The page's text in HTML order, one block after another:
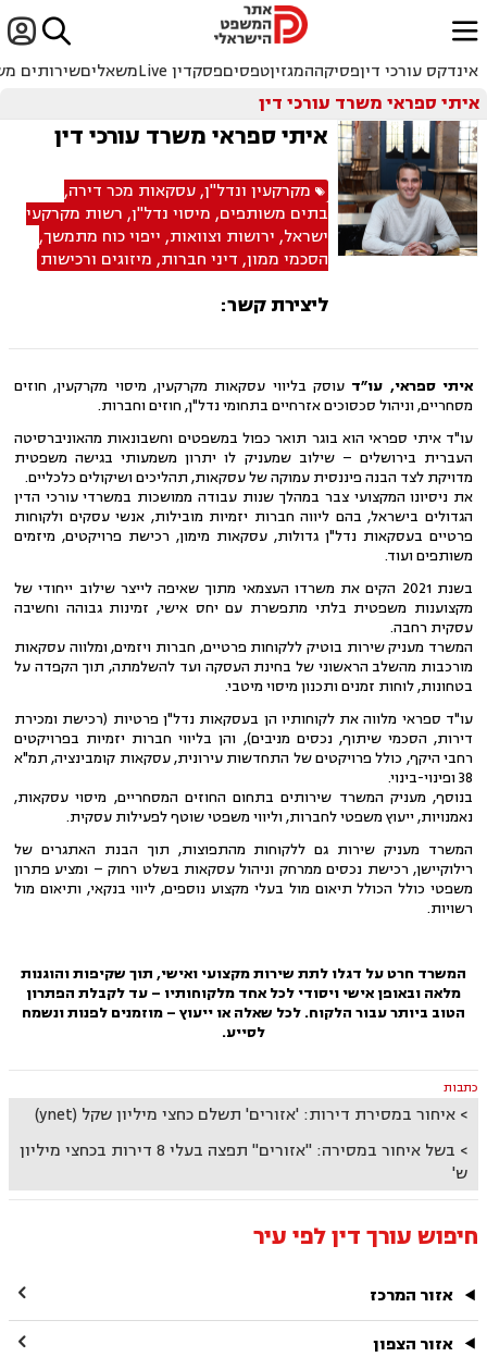

ﱐ
אינדקס עורכי דיןפסיקההמגזיןטפסיםפסקדין Live משאליםשירותים
איתי ספראי משרד עורכי דין
איתי ספראי משרד עורכי דין
מקרקעין ונדל"ן,עסקאות מכר דירה,
בתים משותפים, מיסוי נדל"ן, רשות מקרקעי
ישראל, ירושות וצוואות, ייפוי כוח מתמשך,
הסכמי ממון, דיני חברות, מיזוגים ורכישות
ליצירת קשר:
איתי ספראי, עו״ד עוסק בליווי עסקאות מקרקעין, מיסוי מקרקעין, חוזים
מסחריים, וניהול סכסוכים אזרחיים בתחומי נדל"ן, חוזים וחברות.
עו"ד איתי ספראי הוא בוגר תואר כפול במשפטים וחשבונאות מהאוניברסיטה
העברית בירושלים – שילוב שמעניק לו יתרון משמעותי בגישה משפטית
מדויקת לצד הבנה פיננסית עמוקה של עסקאות, תהליכים ושיקולים כלכליים.
את ניסיונו המקצועי צבר במהלך שנות עבודה ממושכות במשרדי עורכי הדין
הגדולים בישראל, בהם ליווה חברות יזמיות מובילות, אנשי עסקים ולקוחות
פרטיים בעסקאות נדל"ן גדולות, עסקאות מימון, רכישת פרויקטים, מיזמים
משותפים ועוד.
בשנת 2021 הקים את משרדו העצמאי מתוך שאיפה לייצר שילוב ייחודי של
מקצוענות משפטית בלתי מתפשרת עם יחס אישי, זמינות גבוהה וחשיבה
עסקית רחבה.
המשרד מעניק שירות בוטיק ללקוחות פרטיים, חברות ויזמים, ומלווה עסקאות
מורכבות מהשלב הראשוני של בחינת העסקה ועד להשלמתה, תוך הקפדה על
בטחונות, לוחות זמנים ותכנון מיסוי מיטבי.
עו"ד ספראי מלווה את לקוחותיו הן בעסקאות נדל"ן פרטיות (רכישת ומכירת
דירות, הסכמי שיתוף, נכסים מניבים), והן בליווי חברות יזמיות בפרויקטים
רחבי היקף, כולל פרויקטים של התחדשות עירונית, עסקאות קומבינציה, תמ"א
38 ופינוי-בינוי.
בנוסף, מעניק המשרד שירותים בתחום החוזים המסחריים, מיסוי עסקאות,
נאמנויות, ייעוץ משפטי לחברות, וליווי משפטי שוטף לפעילות עסקית.
המשרד מעניק שירות גם ללקוחות מהתפוצות, תוך הבנת האתגרים של
רילוקיישן, רכישת נכסים ממרחק וניהול עסקאות בשלט רחוק – ומציע פתרון
משפטי כולל הכולל תיאום מול בעלי מקצוע נוספים, ליווי בנקאי, ותיאום מול
רשויות.
המשרד חרט על דגלו לתת שירות מקצועי ואישי, תוך שקיפות והוגנות
מלאה ובאופן אישי ויסודי לכל אחד מלקוחותיו – עד לקבלת הפתרון
הטוב ביותר עבור הלקוח. לכל שאלה או ייעוץ – מוזמנים לפנות ונשמח
לסייע.
כתבות
איחור במסירת דירות: 'אזורים' תשלם כחצי מיליון שקל (ynet)
בשל איחור במסירה: "אזורים" תפצה בעלי 8 דירות בכחצי מיליון
ש'
חיפוש עורך דין לפי עיר
אזור המרכז 
אזור הצפון 